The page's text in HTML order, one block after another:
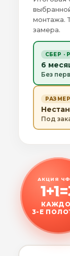
монтажа.
замера.
СБЕР ·
6
Без
Под
АКЦИЯ
3-Е